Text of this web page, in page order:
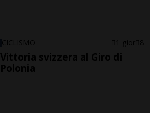
CICLISMO 1 gior 8
Vittoria svizzera al Giro di
Polonia